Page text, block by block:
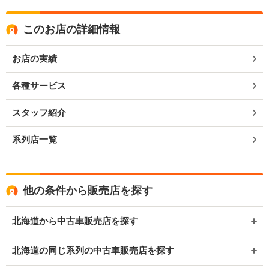
このお店の詳細情報
お店の実績
各種サービス
スタッフ紹介
系列店一覧
他の条件から販売店を探す
北海道から中古車販売店を探す
北海道の同じ系列の中古車販売店を探す